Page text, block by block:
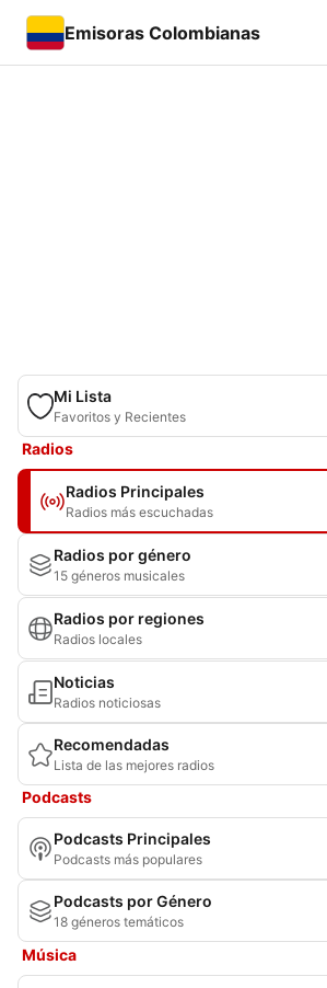
Emisoras Colombianas
Mi Lista
Favoritos y Recientes
Radios
Radios Principales
Radios más escuchadas
Radios por género
15 géneros musicales
Radios por regiones
Radios locales
Noticias
Radios noticiosas
Recomendadas
Lista de las mejores radios
Podcasts
Podcasts Principales
Podcasts más populares
Podcasts por Género
18 géneros temáticos
Música